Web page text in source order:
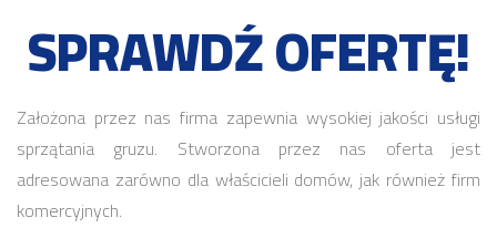
SPRAWDŹ OFERTĘ!
Założona przez nas firma zapewnia wysokiej jakości usługi
sprzątania gruzu. Stworzona przez nas oferta jest
adresowana zarówno dla właścicieli domów, jak również firm
komercyjnych.